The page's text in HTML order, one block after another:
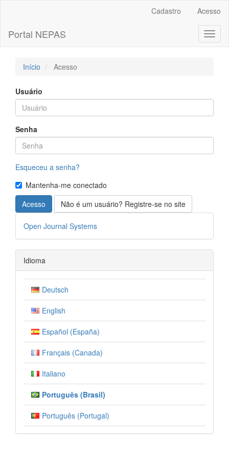
principal
Barra
Cadastro Acesso
Portal NEPAS
Início Acesso
Usuário
Senha
Esqueceu a senha?
Mantenha-me conectado
Acesso
Não é um usuário? Registre-se no site
Desenvolvido
por
Open Journal Systems
Idioma
Deutsch
English
Español (España)
Français (Canada)
Italiano
Português (Brasil)
Português (Portugal)